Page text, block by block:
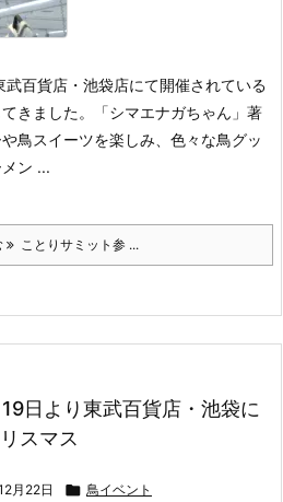
百貨店・池袋店にて開催されている
きました。
「シマエナガちゃん」著
鳥スイーツを楽しみ、色々な鳥グッ
ン ...
ことりサミット参 ...
日より東武百貨店・池袋に
スマス
月22日  鳥イベント